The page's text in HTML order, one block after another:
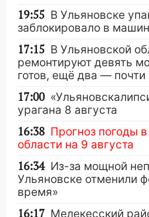
19:55 В Ульяновске
заблокировало в
17:15 В Ульяновской
ремонтируют девять
готов, ещё два —
17:00
урагана 8 августа
16:38 Прогноз погоды
области на 9 августа
16:34 Из-за мощной
Ульяновске отменили
время»
16:17 Мелекесский